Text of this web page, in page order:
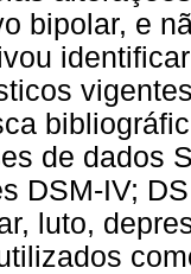
bipolar, e
de dados
DSM-IV;
luto,